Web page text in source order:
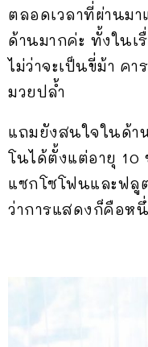
ตลอดเวลาที่ผ่านม
ด้านมากค่ะ ทั้งในเ
ไม่ว่าจะเป็นขี่ม้า ค
มวยปล้ำ
แถมยังสนใจในด้า
โนได้ตั้งแต่อายุ 10
แซกโซโฟนและฟ
ว่าการแสดงก็คือหนึ่